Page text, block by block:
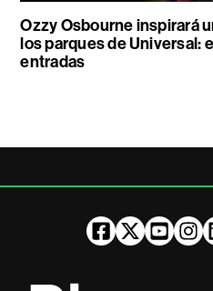
Ozzy Osbourne inspirará
los parques de Universal:
entradas